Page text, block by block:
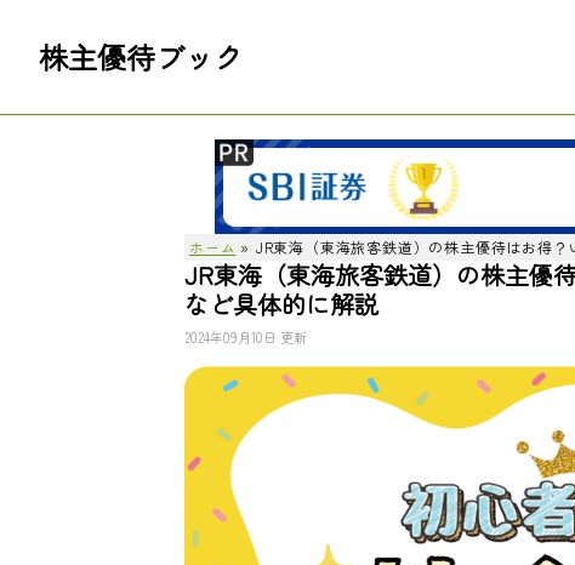
株主優待ブック
ホーム » JR東海（東海旅客鉄道）の株主優待はお得
JR東海（東海旅客鉄道）の株主優
など具体的に解説
2024年09月10日 更新